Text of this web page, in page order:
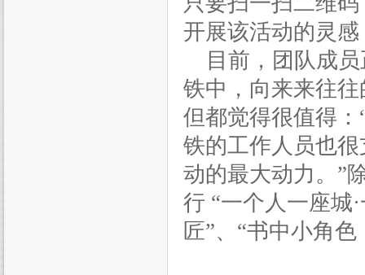
开展该活动的灵
目前，团队成
铁中，向来来往
但都觉得很值得
铁的工作人员也
动的最大动力。”
行 “一个人一座城
匠”、“书中小角